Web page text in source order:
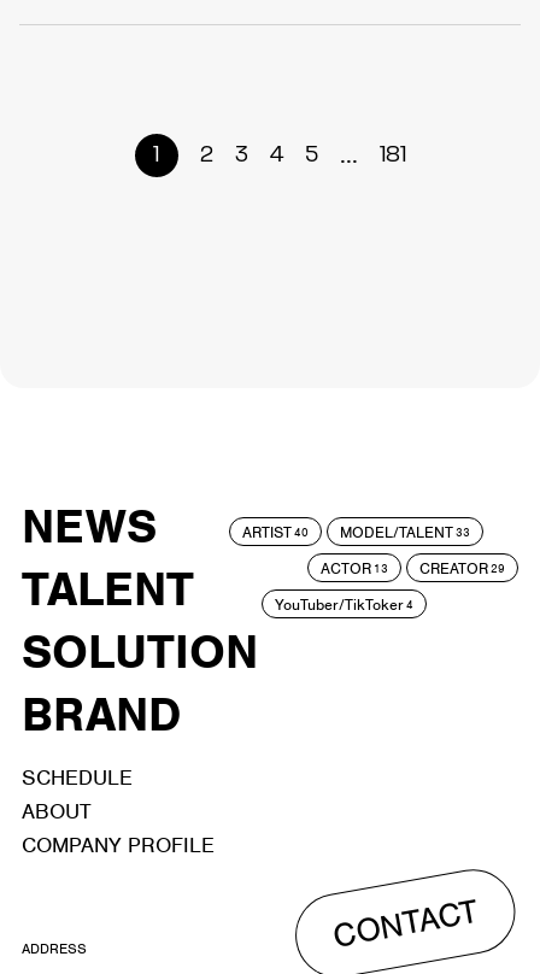
1 2 3 4 5 ... 181
NEWS
TALENT
SOLUTION
BRAND
ARTIST40 MODEL/TALENT33
ACTOR 13 CREATOR29
YouTuber/TikToker4
SCHEDULE
ABOUT
COMPANY PROFILE
CONTACT
ADDRESS